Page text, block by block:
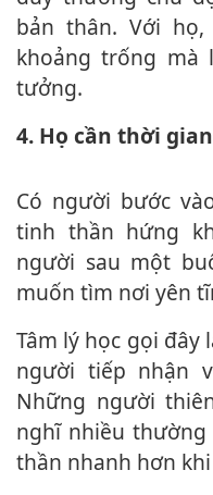
bản thân. Với
khoảng trống mà
tưởng.
4. Họ cần thời
Có người bước vào đám đông và cảm thấy
tinh thần hứng
người sau một
muốn tìm nơi yên
Tâm lý học gọi đây là khác biệt trong cách con
người tiếp nhận
Những người
nghĩ nhiều
thần nhanh hơn